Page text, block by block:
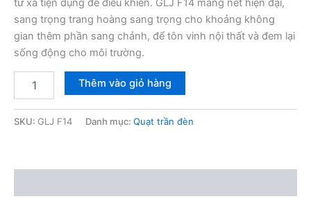
từ xa tiện dụng để điều khiển. GLJ F14 mang nét hiện đại,
sang trọng trang hoàng sang trọng cho khoảng không
gian thêm phần sang chảnh, để tôn vinh nội thất và đem lại
sống động cho môi trường.
GLJ
Thêm vào giỏ hàng
SKU: GLJ F14 Danh mục: Quạt trần đèn